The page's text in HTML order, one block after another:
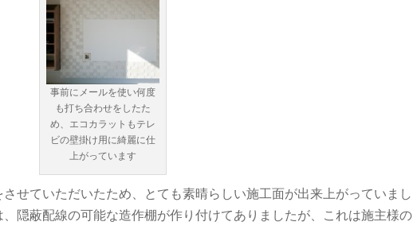
事前にメールを使い何度
も打ち合わせをしたた
め、エコカラットもテレ
ビの壁掛け用に綺麗に仕
上がっています
せていただいたため、とても素晴らしい施工面が出来上がっていまし
隠蔽配線の可能な造作棚が作り付けてありましたが、これは施主様の